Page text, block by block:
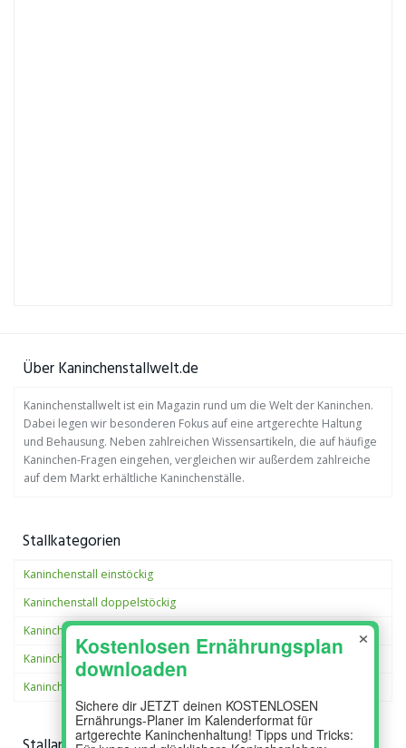
×
Über Kaninchenstallwelt.de
Kaninchenstallwelt ist ein Magazin rund um die Welt der Kaninchen.
Dabei legen wir besonderen Fokus auf eine artgerechte Haltung
und Behausung. Neben zahlreichen Wissensartikeln, die auf häufige
Kaninchen-Fragen eingehen, vergleichen wir außerdem zahlreiche
auf dem Markt erhältliche Kaninchenställe.
Stallkategorien
Kaninchenstall einstöckig
Kaninchenstall doppelstöckig
Kaninchenstall XXL
Kaninchenstall außen
Kaninchenstall Innen